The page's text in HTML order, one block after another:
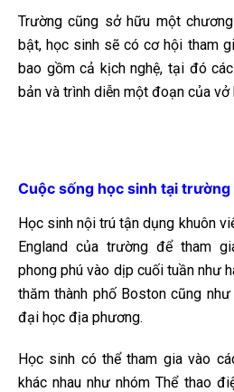
Trường cũng sở hữu một
bật, học sinh sẽ có cơ hội tham
bao gồm cả kịch nghệ, tại đó
bản và trình diễn một đoạn của vở
Cuộc sống học sinh tại trường
Học sinh nội trú tận dụng khuôn
England của trường để tham
phong phú vào dịp cuối tuần như
thăm thành phố Boston cũng
đại học địa phương.
Học sinh có thể tham gia vào
khác nhau như nhóm Thể thao